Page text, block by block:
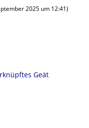
2025 um 12:41)
Geät